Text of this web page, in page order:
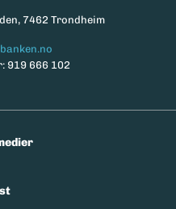
7462 Trondheim
919 666 102